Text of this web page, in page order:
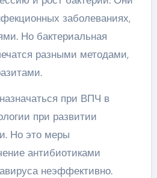
заболеваниях,
Но бактериальная
разными методами,
при ВПЧ в
при развитии
Но это меры
антибиотиками
неэффективно.